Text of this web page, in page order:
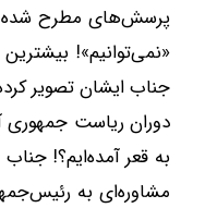
پرسش‌های مطرح شده
«‌نمی‌توانیم‌»!
جناب ایشان تصویر
به قعر آمده‌ایم؟!
مشاوره‌ای به